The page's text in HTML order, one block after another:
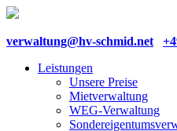
verwaltung@hv-schmid.net
Leistungen
Unsere Preise
Mietverwaltung
WEG-Verwaltung